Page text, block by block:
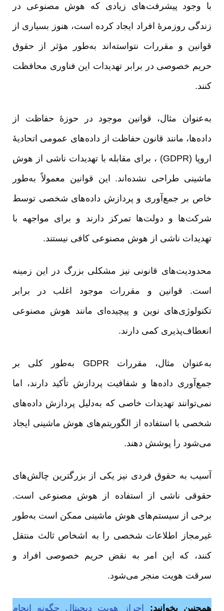
با وجود پیشرفت‌های زیادی که هوش مصنوعی در
زندگی روزمرۀ افراد ایجاد کرده است، هنوز بسیاری از
قوانین و مقررات نتواسته‌اند به‌طور مؤثر از حقوق
حریم خصوصی در برابر تهدیدات این فناوری محافظت
کنند.
به‌عنوان مثال، قوانین موجود در حوزۀ حفاظت از
داده‌ها، مانند قانون حفاظت از داده‌های عمومی اتحادیۀ
اروپا (GDPR) ، برای مقابله با تهدیدات ناشی از هوش
ماشینی طراحی نشده‌اند. این قوانین معمولاً به‌طور
خاص بر جمع‌آوری و پردازش داده‌های شخصی توسط
شرکت‌ها و دولت‌ها تمرکز دارند و برای مواجهه با
تهدیدات ناشی از هوش مصنوعی کافی نیستند.
محدودیت‌های قانونی نیز مشکلی بزرگ در این زمینه
است. قوانین و مقررات موجود اغلب در برابر
تکنولوژی‌های نوین و پیچیده‌ای مانند هوش مصنوعی
انعطاف‌پذیری کمی دارند.
به‌عنوان مثال، مقررات GDPR به‌طور کلی بر
جمع‌آوری داده‌ها و شفافیت پردازش تأکید دارند، اما
نمی‌توانند تهدیدات خاصی که به‌دلیل پردازش داده‌های
شخصی با استفاده از الگوریتم‌های هوش ماشینی ایجاد
می‌شود را پوشش دهند.
آسیب به حقوق فردی نیز یکی از بزرگترین چالش‌های
حقوقی ناشی از استفاده از هوش مصنوعی است.
برخی از سیستم‌های هوش ماشینی ممکن است به‌طور
غیرمجاز اطلاعات شخصی را به اشخاص ثالث منتقل
کنند، که این امر به نقض حریم خصوصی افراد و
سرقت هویت منجر می‌شود.
همچنین بخوانید: احراز هویت دیجیتال چگونه انجام